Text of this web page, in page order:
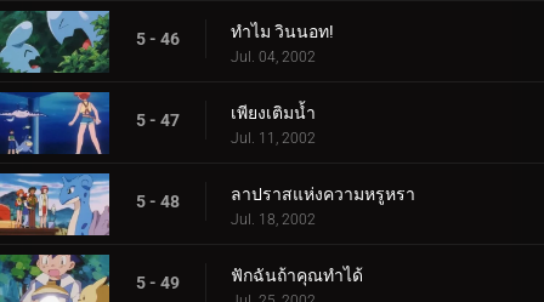
5 - 46 ทำไม วินนอท!
Jul. 04, 2002
5 - 47 เพียงเติมน้ำ
Jul. 11, 2002
5 - 48 ลาปราสแห่งความหรูหรา
Jul. 18, 2002
5 - 49 ฟักฉันถ้าคุณทำได้